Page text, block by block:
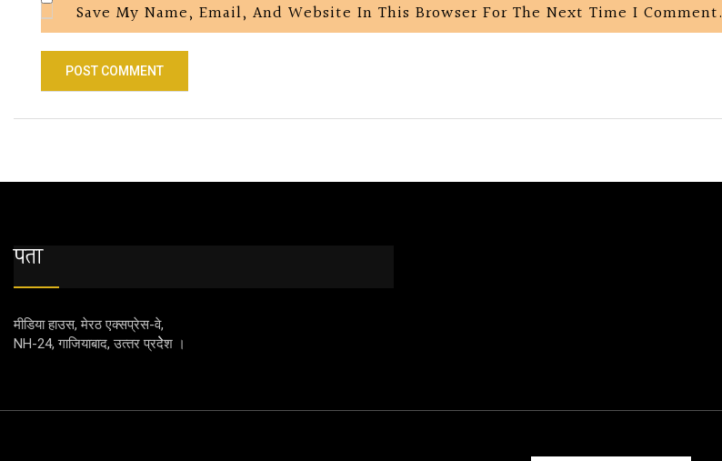
Save My Name, Email, And Website In This Browser For The Next Time I Comment.
पता
मीडिया हाउस, मेरठ एक्‍सप्रेस-वे,
NH-24, गाजियाबाद, उत्‍तर प्रदेेेेश ।